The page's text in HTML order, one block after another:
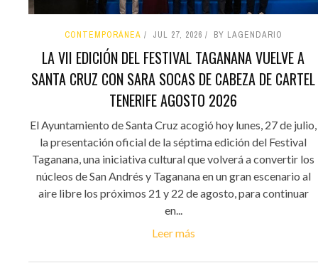
CONTEMPORÁNEA JUL 27, 2026 BY LAGENDARIO
LA VII EDICIÓN DEL FESTIVAL TAGANANA VUELVE A
SANTA CRUZ CON SARA SOCAS DE CABEZA DE CARTEL
TENERIFE AGOSTO 2026
El Ayuntamiento de Santa Cruz acogió hoy lunes, 27 de julio,
la presentación oficial de la séptima edición del Festival
Taganana, una iniciativa cultural que volverá a convertir los
núcleos de San Andrés y Taganana en un gran escenario al
aire libre los próximos 21 y 22 de agosto, para continuar
en...
Leer más